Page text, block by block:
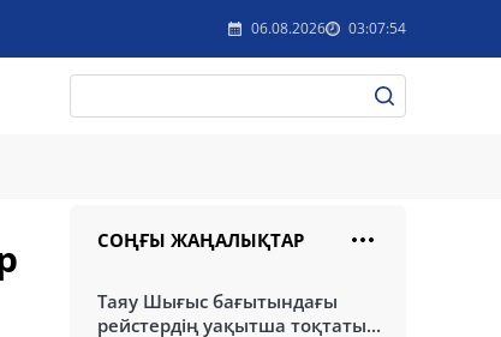
06.08.2026 03:07:54
СОҢҒЫ ЖАҢАЛЫҚТАР
Таяу Шығыс бағытындағы
рейстердің уақытша тоқтаты...